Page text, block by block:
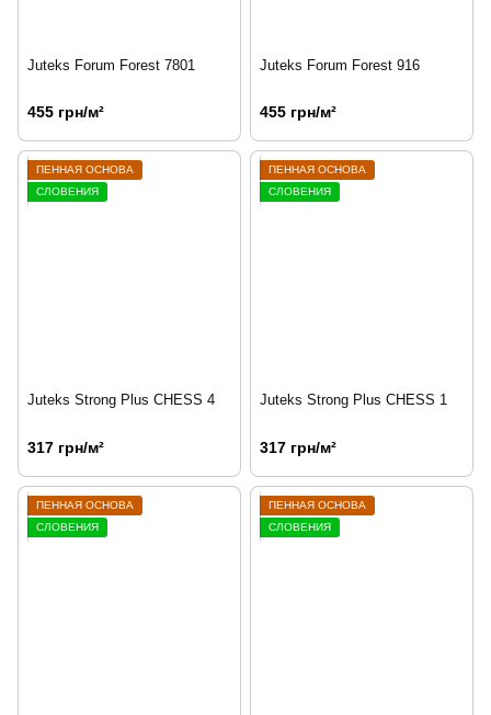
Juteks Forum Forest 7801
455 грн/м²
Juteks Forum Forest 916
455 грн/м²
ПЕННАЯ ОСНОВА
СЛОВЕНИЯ
Juteks Strong Plus CHESS 4
317 грн/м²
ПЕННАЯ ОСНОВА
СЛОВЕНИЯ
Juteks Strong Plus CHESS 1
317 грн/м²
ПЕННАЯ ОСНОВА
СЛОВЕНИЯ
ПЕННАЯ ОСНОВА
СЛОВЕНИЯ